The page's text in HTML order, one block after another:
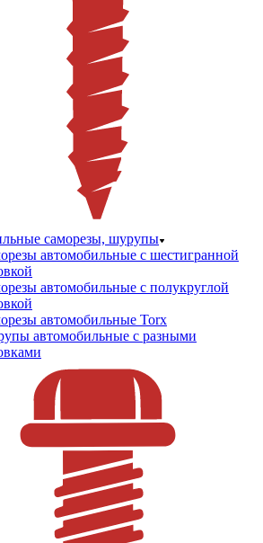
саморезы, шурупы
автомобильные с шестигранной
автомобильные с полукруглой
автомобильные Torx
автомобильные с разными